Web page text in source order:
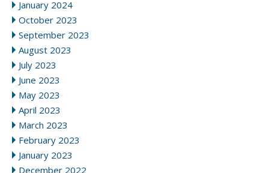
January 2024
October 2023
September 2023
August 2023
July 2023
June 2023
May 2023
April 2023
March 2023
February 2023
January 2023
December 2022